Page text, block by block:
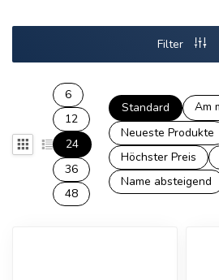
Filter
6
12
24
36
48
Standard
Am
Neueste Produkte
Höchster Preis
Name absteigend